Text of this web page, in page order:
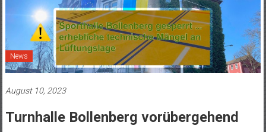
News
August 10, 2023
Turnhalle Bollenberg vorübergehend